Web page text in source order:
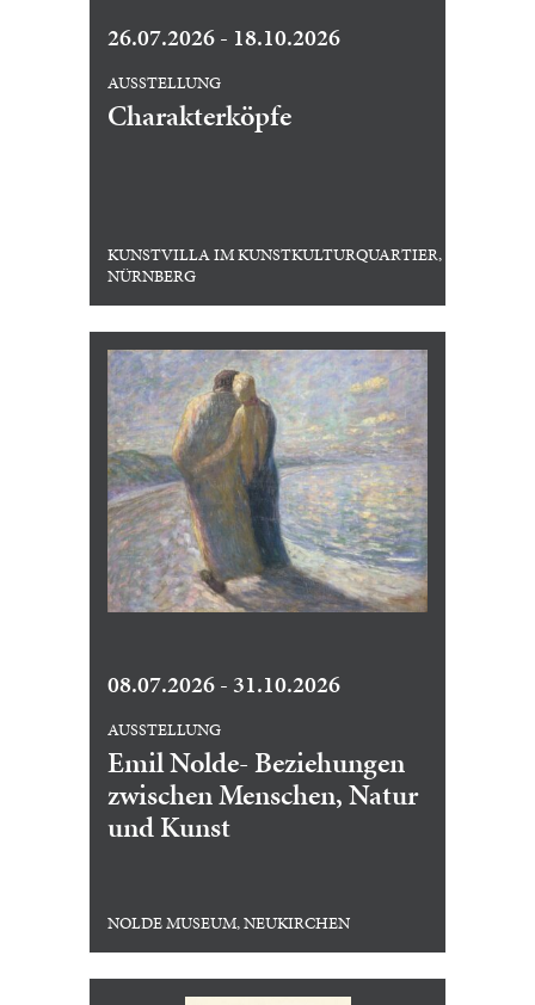
26.07.2026 - 18.10.2026
AUSSTELLUNG
Charakterköpfe
KUNSTVILLA IM KUNSTKULTURQUARTIER,
NÜRNBERG
08.07.2026 - 31.10.2026
AUSSTELLUNG
Emil Nolde- Beziehungen
zwischen Menschen, Natur
und Kunst
NOLDE MUSEUM, NEUKIRCHEN